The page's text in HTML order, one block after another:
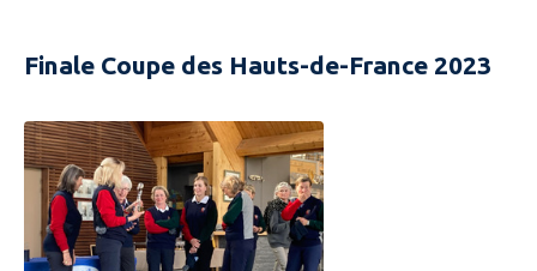
Finale Coupe des Hauts-de-France 2023